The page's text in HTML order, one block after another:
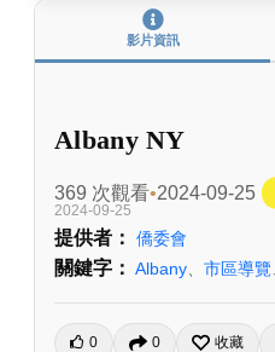
影片資訊
Albany NY
369 次觀看 2024-09-25
2024-09-25
提供者： 僑委會
關鍵字： Albany 市區導覽
0 0 收藏